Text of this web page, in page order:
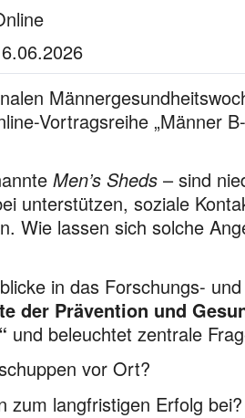
Vortragsreihe „Männer
Men’s Sheds – sind
unterstützen, soziale
Wie lassen sich solche
in das Forschungs-
der Prävention und
und beleuchtet zentrale
vor Ort?
zum langfristigen Erfolg bei?